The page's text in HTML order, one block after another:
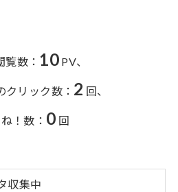
覧数： 10 PV、
クリック数： 2 回、
！数： 0 回
収集中